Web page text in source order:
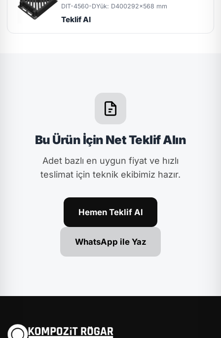
DIT-4560-DYük: D400292x568 mm
Teklif Al
Bu Ürün İçin Net Teklif Alın
Adet bazlı en uygun fiyat ve hızlı
teslimat için teknik ekibimiz hazır.
Hemen Teklif Al
WhatsApp ile Yaz